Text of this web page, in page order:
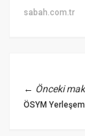
sabah.com.tr
← Önceki
ÖSYM